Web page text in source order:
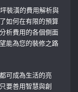
裝潢的費用解析與
如何在有限的預算
析費用的各個側面
能為您的裝修之路
可成為生活的亮
要善用智慧與創